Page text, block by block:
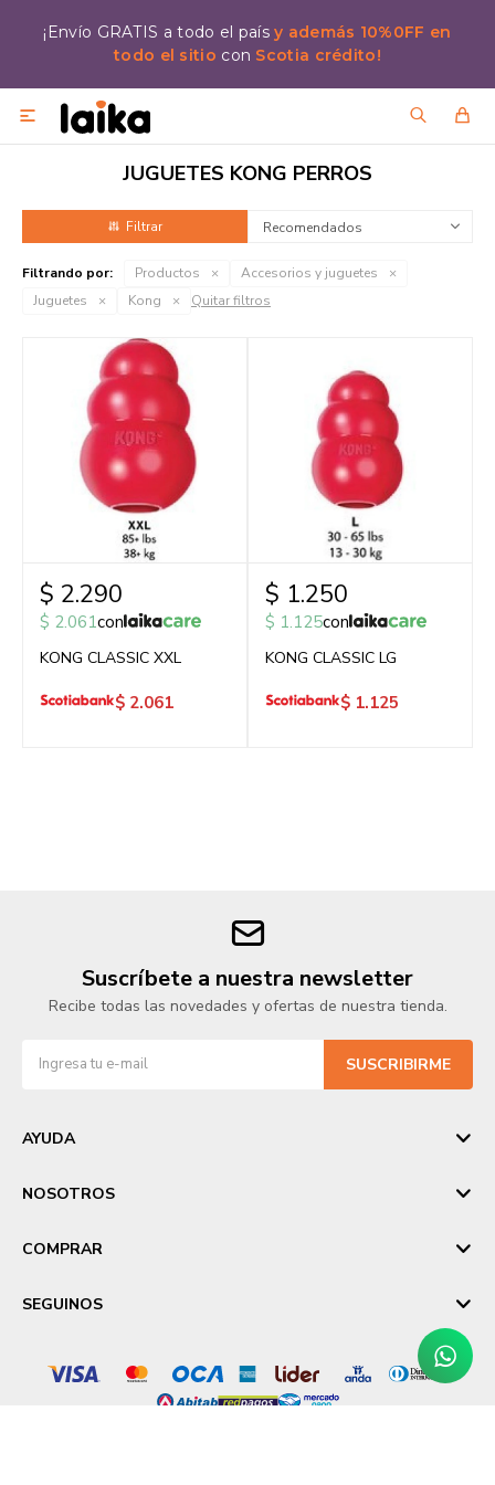
¡Envío GRATIS a todo el paísy además 10%0FF en
todo el sitio con Scotia crédito!

JUGUETES KONG PERROS
Recomendados
Filtrando por: Productos
Accesorios y juguetes
Juguetes
Kong Quitar filtros
$ 2.290
$ 2.061con
KONG CLASSIC XXL
$ 2.061
$ 1.250
$ 1.125con
KONG CLASSIC LG
$ 1.125
Suscríbete a nuestra newsletter
Recibe todas las novedades y ofertas de nuestra tienda.
SUSCRIBIRME
AYUDA
NOSOTROS
COMPRAR
SEGUINOS